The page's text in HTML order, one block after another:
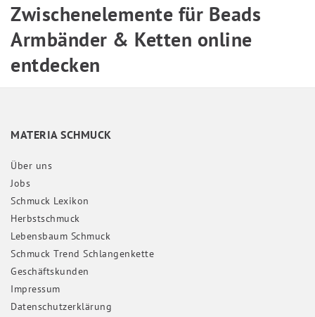
Zwischenelemente für Beads
Armbänder & Ketten online
entdecken
MATERIA SCHMUCK
Über uns
Jobs
Schmuck Lexikon
Herbstschmuck
Lebensbaum Schmuck
Schmuck Trend Schlangenkette
Geschäftskunden
Impressum
Daten­schutz­erklärung